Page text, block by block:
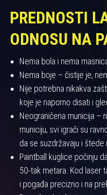
PREDNOSTI
ODNOSU NA
Nema bola i nema
Nema boje – čistije je,
Nije potrebna nikakva
koje je naporno disati i
Neograničena municija –
municiju, svi igrači su
da se suzdržavaju i štede
Paintball kuglice počinju
50-tak metara. Kod laser
i pogađa precizno i na